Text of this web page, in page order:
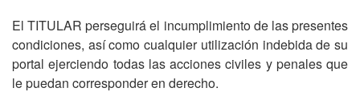
El TITULAR perseguirá el incumplimiento de las presentes
condiciones, así como cualquier utilización indebida de su
portal ejerciendo todas las acciones civiles y penales que
le puedan corresponder en derecho.